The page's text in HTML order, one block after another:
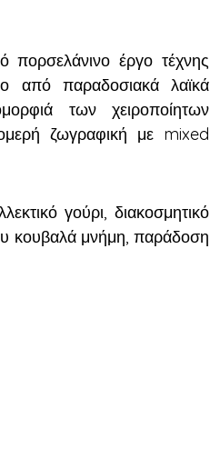
πορσελάνινο έργο τέχνης
από παραδοσιακά λαϊκά
των χειροποίητων
ζωγραφική με mixed
γούρι, διακοσμητικό
κουβαλά μνήμη, παράδοση